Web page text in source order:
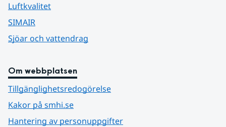
Luftkvalitet
SIMAIR
Sjöar och vattendrag
Om webbplatsen
Tillgänglighetsredogörelse
Kakor på smhi.se
Hantering av personuppgifter